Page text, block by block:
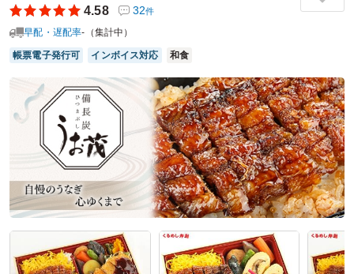
て、お腹いっぱいになりました。また機会があれば、利用し
たいと思います。
ご利用シーン：懇親会› ランチ会
参加者の年齢：50代～60代男女比：男女混合
愛知県豊明市阿野町
2026/07/14
うお茂キッチンの口コミをもっと見る
4.58
32件
早配・遅配率-（集計中）
帳票電子発行可 インボイス対応 和食